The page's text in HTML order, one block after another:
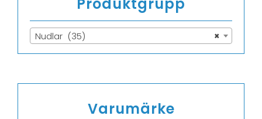
×
Nudlar (35)
Varumärke